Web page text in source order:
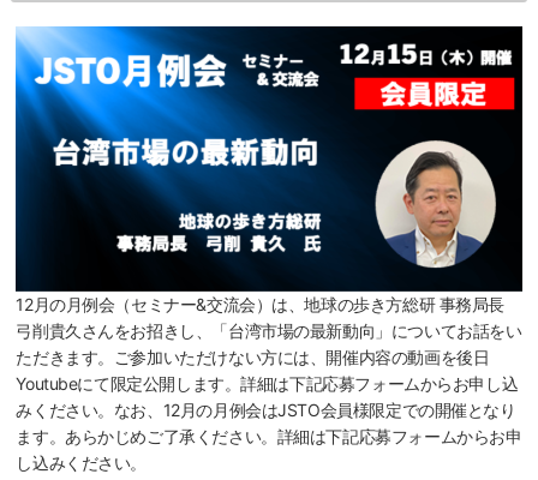
ログイン
12月の月例会（セミナー&交流会）は、地球の歩き方総研 事務局長
弓削貴久さんをお招きし、「台湾市場の最新動向」についてお話をい
ただきます。ご参加いただけない方には、開催内容の動画を後日
Youtubeにて限定公開します。詳細は下記応募フォームからお申し込
みください。なお、12月の月例会はJSTO会員様限定での開催となり
ます。あらかじめご了承ください。詳細は下記応募フォームからお申
し込みください。